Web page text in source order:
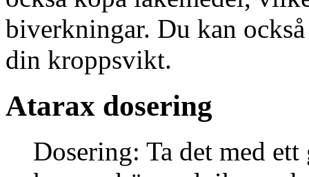
biverkningar. Du kan
din kroppsvikt.
Atarax dosering
Dosering: Ta det med